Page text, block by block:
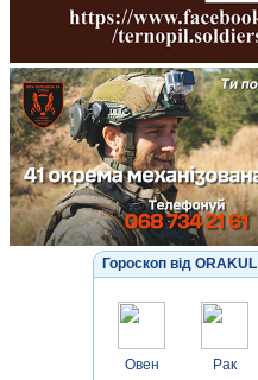
Гороскоп від ORAKUL
Овен Рак